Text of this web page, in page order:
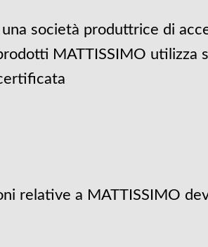
società produttrice di
MATTISSIMO
relative a MATTISSIMO